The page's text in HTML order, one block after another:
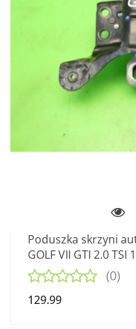
Poduszka skrzyni
GOLF VII GTI 2.0 TSI
(0)
129.99